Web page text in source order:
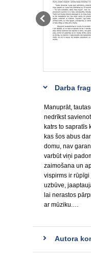
Darba
Manuprāt,
nedrīkst
katrs to sapratīs
kas šos abus
domu, nav
varbūt viņi
zaimošana un
vispirms ir
uzbūve,
lai nerastos
ar mūziku.…
Autora